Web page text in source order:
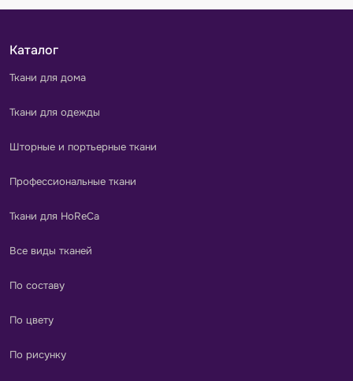
Каталог
Ткани для дома
Ткани для одежды
Шторные и портьерные ткани
Профессиональные ткани
Ткани для HoReCa
Все виды тканей
По составу
По цвету
По рисунку